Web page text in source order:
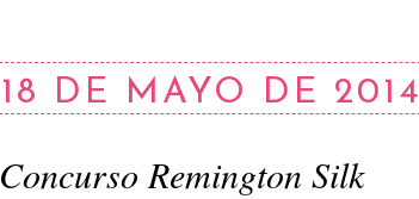
18 DE MAYO DE 2014
Concurso Remington Silk